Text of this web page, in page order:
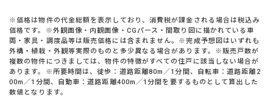
※価格は物件の代金総額を表示しており、消費税が課金される場合は税込み
価格です。※外観画像・内観画像・CGパース・間取り図に描かれている車
両・家具・調度品等は販売価格には含まれません。※完成予想図はいずれも
外構・植栽・外観等実際のものと多少異なる場合があります。※販売戸数が
複数の物件につきましては、物件の特徴がすべての住戸に該当しない場合が
あります。※所要時間は、徒歩：道路距離80m／1分間、自転車：道路距離2
00m／1分間、自動車：道路距離400m／1分間を要するものとして算出した
数値となります。